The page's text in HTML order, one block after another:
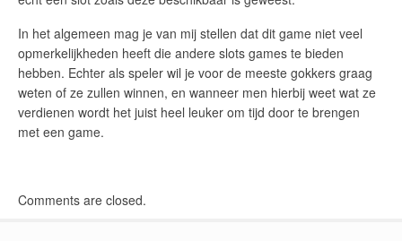
In het algemeen mag je van mij stellen dat dit game niet veel
opmerkelijkheden heeft die andere slots games te bieden
hebben. Echter als speler wil je voor de meeste gokkers graag
weten of ze zullen winnen, en wanneer men hierbij weet wat ze
verdienen wordt het juist heel leuker om tijd door te brengen
met een game.
Comments are closed.